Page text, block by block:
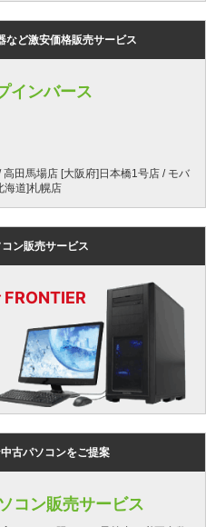
など激安価格販売サービス
インバース
田馬場店 [大阪府]日本橋1号店 / モバ
海道]札幌店
ン販売サービス
古パソコンをご提案
コン販売サービス